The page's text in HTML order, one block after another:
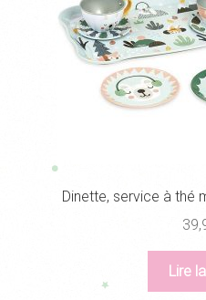
Dinette, service à thé
Lire